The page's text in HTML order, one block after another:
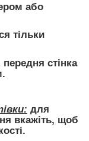
або
тільки
стінка
для
вкажіть, щоб